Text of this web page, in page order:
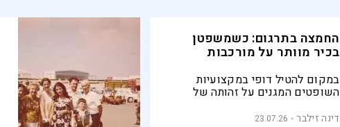
החמצה בתרגום: כשמשפטן
בכיר מוותר על מורכבות
במקום להטיל דופי במקצועיות
השופטים המגנים על זהותה של
יפנה את הזכוכית המגדלת אל
דינה זילבר 23.07.26